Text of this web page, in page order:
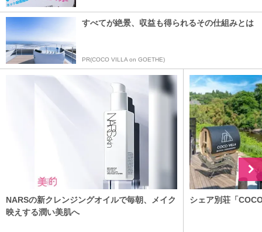
すべてが絶景、収益も得られるその仕組みとは
PR(COCO VILLA on GOETHE)
NARSの新クレンジングオイルで毎朝、メイク
映えする潤い美肌へ
シェア別荘「